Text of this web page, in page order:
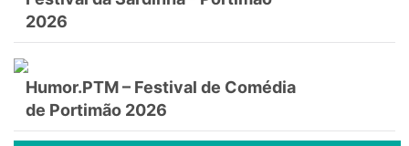
2026
Humor.PTM – Festival de Comédia
de Portimão 2026